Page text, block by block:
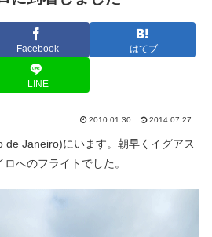
Facebook はてブ
LINE
2010.01.30 2014.07.27
de Janeiro)にいます。朝早くイグアス
へのフライトでした。